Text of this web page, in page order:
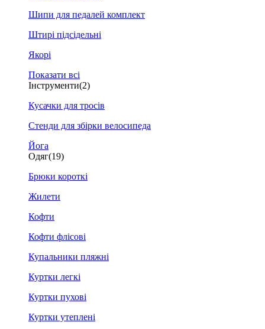
Шипи для педалей комплект
Штирі підсідельні
Якорі
Показати всі
Інструменти(2)
Кусачки для тросів
Стенди для збірки велосипеда
Йога
Одяг(19)
Брюки короткі
Жилети
Кофти
Кофти флісові
Купальники пляжні
Куртки легкі
Куртки пухові
Куртки утеплені